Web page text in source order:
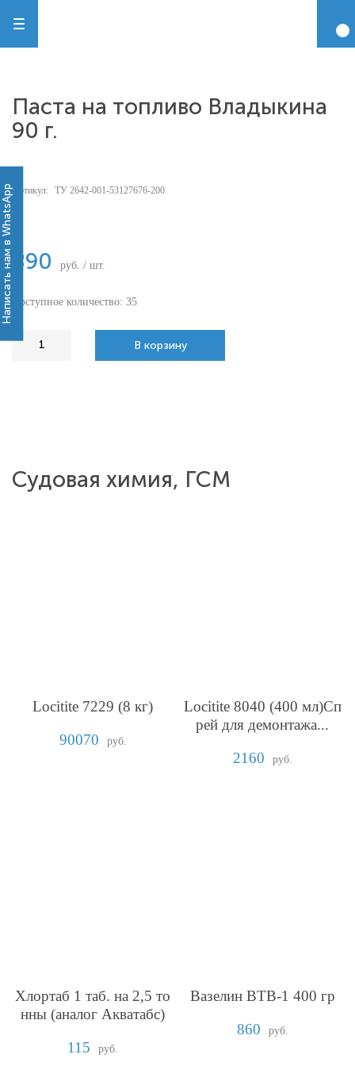
Паста на топливо Владыкина
90 г.
Артикул: ТУ 2642-001-53127676-200
890 руб. / шт.
Доступное количество: 35
В корзину
Судовая химия, ГСМ
Locitite 7229 (8 кг)
90070
руб.
Locitite 8040 (400 мл)Сп
рей для демонтажа...
2160
руб.
Хлортаб 1 таб. на 2,5 то
нны (аналог Акватабс)
115
руб.
Вазелин ВТВ-1 400 гр
860
руб.
Написать нам в WhatsApp